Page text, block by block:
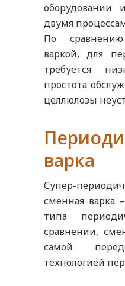
оборудовании
двумя
По
варкой, для
требуется
простота
целлюлозы
варка
Супер-
сменная варка
типа
сравнении,
самой
технологией